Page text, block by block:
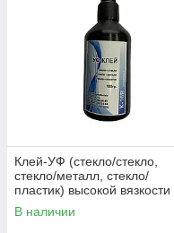
Клей-УФ (стекло/стекло,
стекло/металл, стекло/
пластик) высокой вязкости
600мПа•с, 100гр.
В наличии